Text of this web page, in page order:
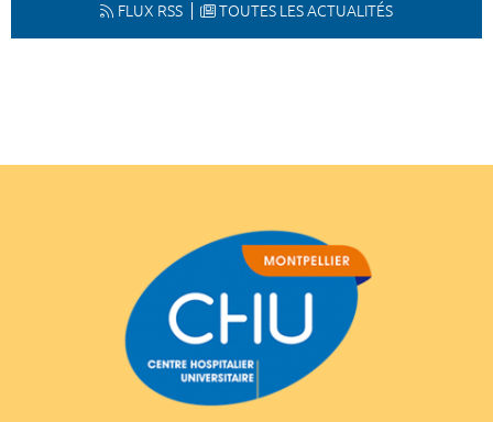
FLUX RSS TOUTES LES ACTUALITÉS